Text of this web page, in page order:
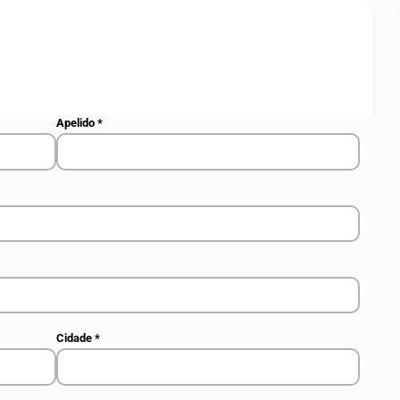
Apelido*
Cidade*